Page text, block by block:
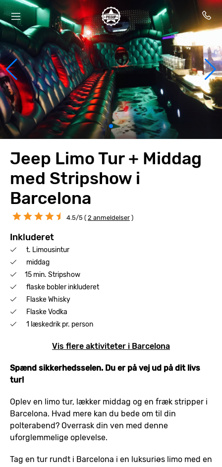
Jeep Limo Tur + Middag
med Stripshow i
Barcelona
4.5/5 ( 2 anmeldelser )
Inkluderet
t. Limousintur
middag
15 min. Stripshow
flaske bobler inkluderet
Flaske Whisky
Flaske Vodka
1 læskedrik pr. person
Vis flere aktiviteter i Barcelona
Spænd sikkerhedsselen. Du er på vej ud på dit livs
tur!
Oplev en limo tur, lækker middag og en fræk stripper i
Barcelona. Hvad mere kan du bede om til din
polterabend? Overrask din ven med denne
uforglemmelige oplevelse.
Tag en tur rundt i Barcelona i en luksuriøs limo med en